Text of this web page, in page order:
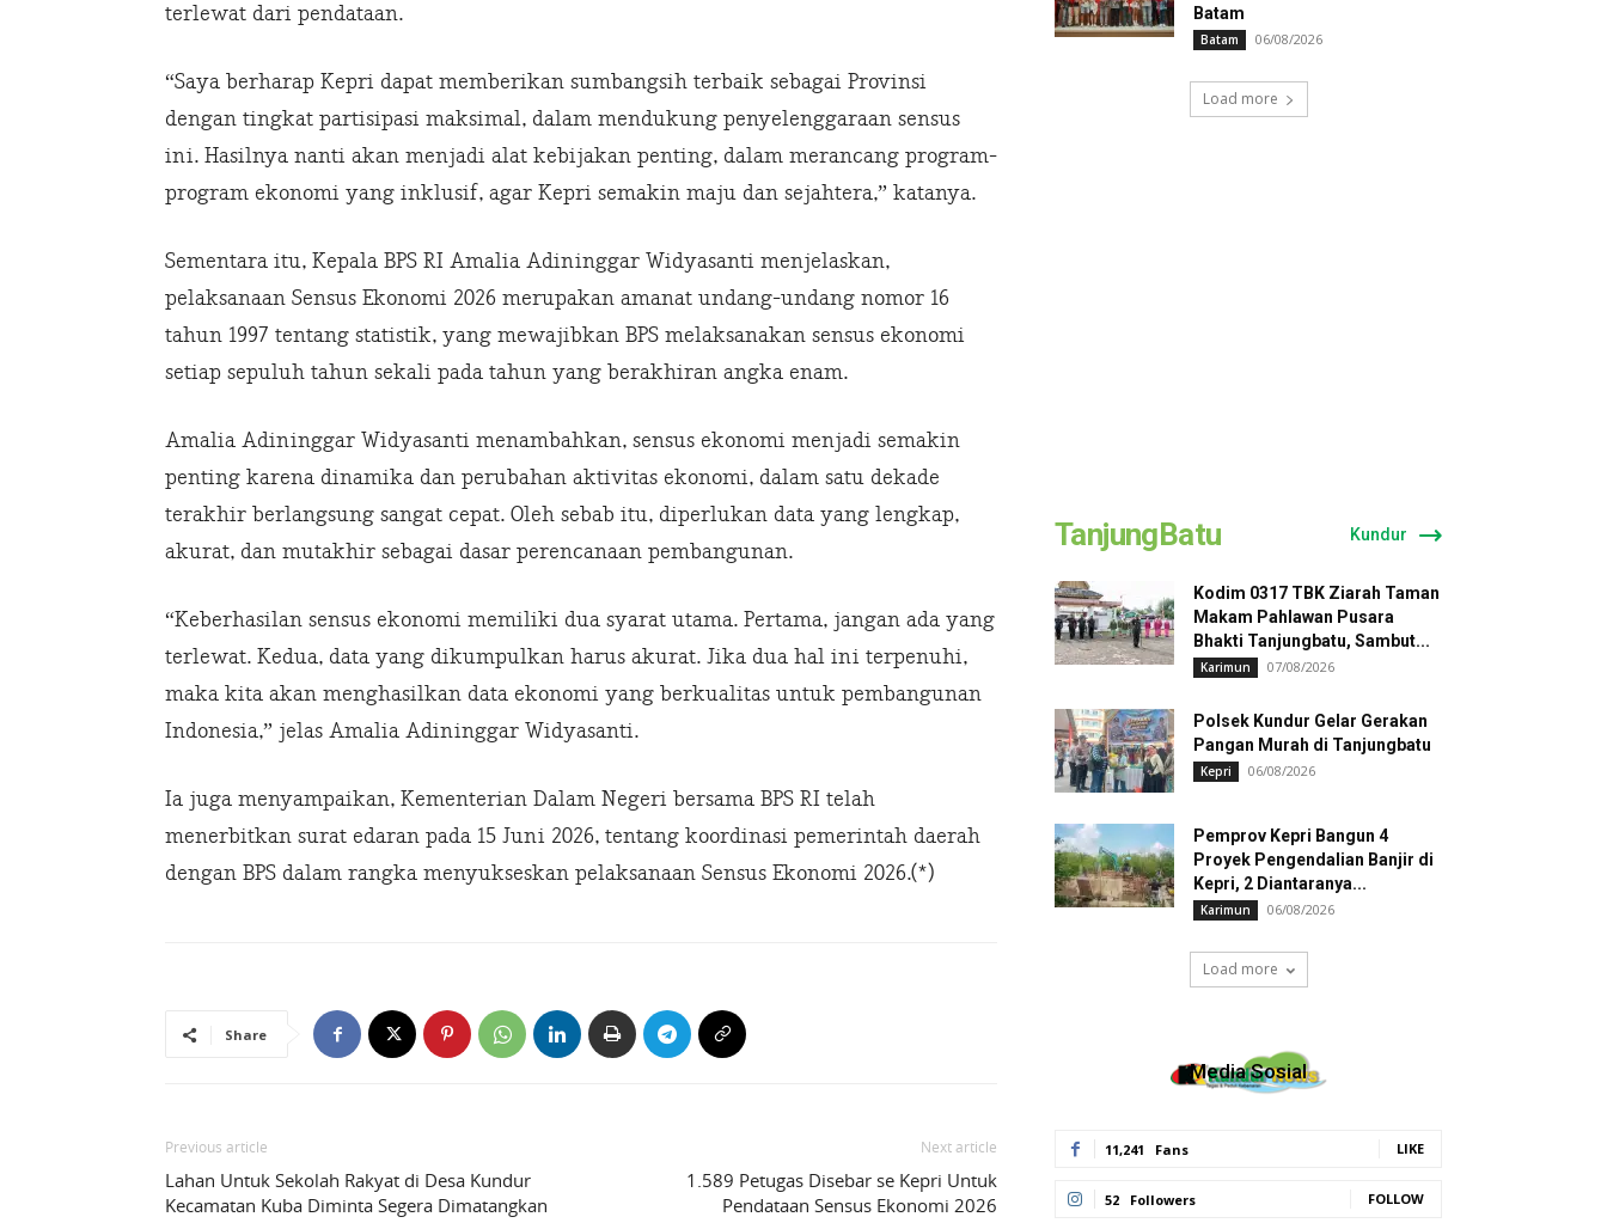
terlewat dari pendataan.
“Saya berharap Kepri dapat memberikan sumbangsih terbaik sebagai Provinsi
dengan tingkat partisipasi maksimal, dalam mendukung penyelenggaraan sensus
ini. Hasilnya nanti akan menjadi alat kebijakan penting, dalam merancang program-
program ekonomi yang inklusif, agar Kepri semakin maju dan sejahtera,” katanya.
Sementara itu, Kepala BPS RI Amalia Adininggar Widyasanti menjelaskan,
pelaksanaan Sensus Ekonomi 2026 merupakan amanat undang-undang nomor 16
tahun 1997 tentang statistik, yang mewajibkan BPS melaksanakan sensus ekonomi
setiap sepuluh tahun sekali pada tahun yang berakhiran angka enam.
Amalia Adininggar Widyasanti menambahkan, sensus ekonomi menjadi semakin
penting karena dinamika dan perubahan aktivitas ekonomi, dalam satu dekade
terakhir berlangsung sangat cepat. Oleh sebab itu, diperlukan data yang lengkap,
akurat, dan mutakhir sebagai dasar perencanaan pembangunan.
“Keberhasilan sensus ekonomi memiliki dua syarat utama. Pertama, jangan ada yang
terlewat. Kedua, data yang dikumpulkan harus akurat. Jika dua hal ini terpenuhi,
maka kita akan menghasilkan data ekonomi yang berkualitas untuk pembangunan
Indonesia,” jelas Amalia Adininggar Widyasanti.
Ia juga menyampaikan, Kementerian Dalam Negeri bersama BPS RI telah
menerbitkan surat edaran pada 15 Juni 2026, tentang koordinasi pemerintah daerah
dengan BPS dalam rangka menyukseskan pelaksanaan Sensus Ekonomi 2026.(*)
Share
Previous article
Lahan Untuk Sekolah Rakyat di Desa Kundur
Kecamatan Kuba Diminta Segera Dimatangkan
Next article
1.589 Petugas Disebar se Kepri Untuk
Pendataan Sensus Ekonomi 2026
Batam
Batam 06/08/2026
Load more
TanjungBatu Kundur
Kodim 0317 TBK Ziarah Taman
Makam Pahlawan Pusara
Bhakti Tanjungbatu, Sambut...
Karimun 07/08/2026
Polsek Kundur Gelar Gerakan
Pangan Murah di Tanjungbatu
Kepri 06/08/2026
Pemprov Kepri Bangun 4
Proyek Pengendalian Banjir di
Kepri, 2 Diantaranya...
Karimun 06/08/2026
Load more
Media Sosial
11,241 Fans LIKE
52 Followers FOLLOW